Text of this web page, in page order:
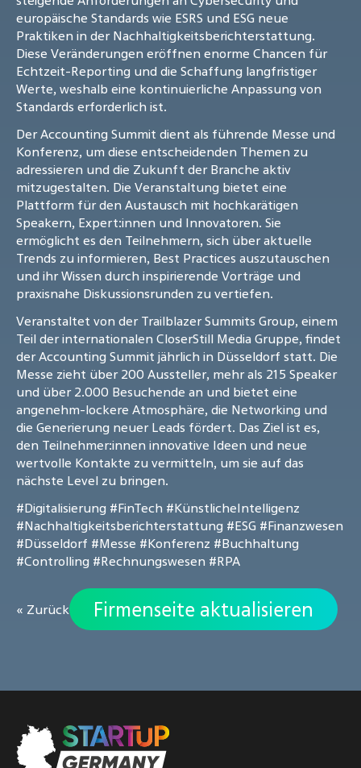
europäische Standards wie ESRS und ESG neue
Praktiken in der Nachhaltigkeitsberichterstattung.
Diese Veränderungen eröffnen enorme Chancen für
Echtzeit-Reporting und die Schaffung langfristiger
Werte, weshalb eine kontinuierliche Anpassung von
Standards erforderlich ist.
Der Accounting Summit dient als führende Messe und
Konferenz, um diese entscheidenden Themen zu
adressieren und die Zukunft der Branche aktiv
mitzugestalten. Die Veranstaltung bietet eine
Plattform für den Austausch mit hochkarätigen
Speakern, Expert:innen und Innovatoren. Sie
ermöglicht es den Teilnehmern, sich über aktuelle
Trends zu informieren, Best Practices auszutauschen
und ihr Wissen durch inspirierende Vorträge und
praxisnahe Diskussionsrunden zu vertiefen.
Veranstaltet von der Trailblazer Summits Group, einem
Teil der internationalen CloserStill Media Gruppe, findet
der Accounting Summit jährlich in Düsseldorf statt. Die
Messe zieht über 200 Aussteller, mehr als 215 Speaker
und über 2.000 Besuchende an und bietet eine
angenehm-lockere Atmosphäre, die Networking und
die Generierung neuer Leads fördert. Das Ziel ist es,
den Teilnehmer:innen innovative Ideen und neue
wertvolle Kontakte zu vermitteln, um sie auf das
nächste Level zu bringen.
#Digitalisierung #FinTech #KünstlicheIntelligenz
#Nachhaltigkeitsberichterstattung #ESG #Finanzwesen
#Düsseldorf #Messe #Konferenz #Buchhaltung
#Controlling #Rechnungswesen #RPA
« Zurück Firmenseite aktualisieren